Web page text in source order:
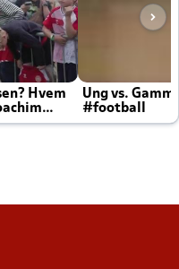
Hvem
Ung vs.
#football